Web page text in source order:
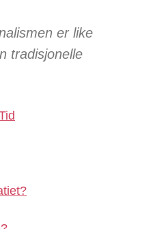
er like
tradisjonelle